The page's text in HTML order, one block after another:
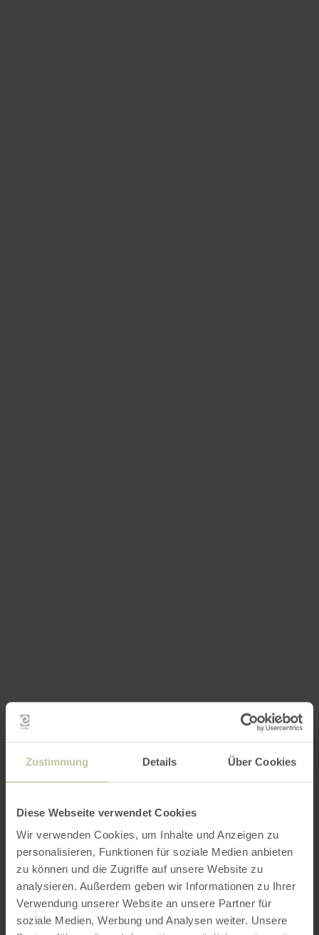
Zustimmung Details Über Cookies
Diese Webseite verwendet Cookies
Wir verwenden Cookies, um Inhalte und Anzeigen zu
personalisieren, Funktionen für soziale Medien anbieten
zu können und die Zugriffe auf unsere Website zu
analysieren. Außerdem geben wir Informationen zu Ihrer
Verwendung unserer Website an unsere Partner für
soziale Medien, Werbung und Analysen weiter. Unsere